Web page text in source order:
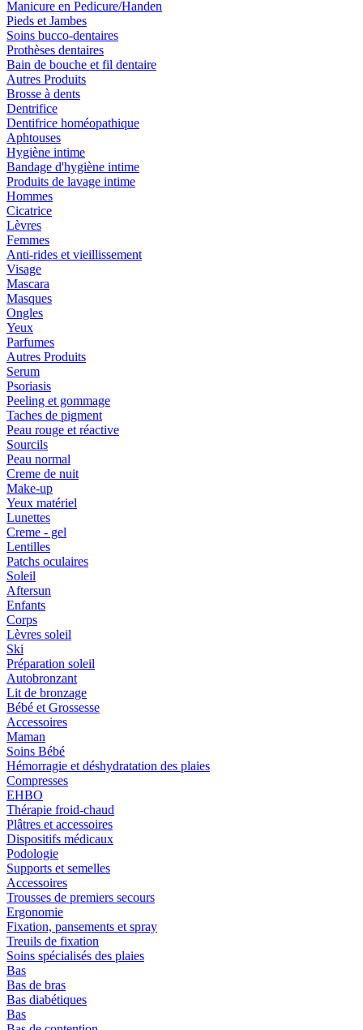
Manicure en Pedicure/Handen
Pieds et Jambes
Soins bucco-dentaires
Prothèses dentaires
Bain de bouche et fil dentaire
Autres Produits
Brosse à dents
Dentrifice
Dentifrice homéopathique
Aphtouses
Hygiène intime
Bandage d'hygiène intime
Produits de lavage intime
Hommes
Cicatrice
Lèvres
Femmes
Anti-rides et vieillissement
Visage
Mascara
Masques
Ongles
Yeux
Parfumes
Autres Produits
Serum
Psoriasis
Peeling et gommage
Taches de pigment
Peau rouge et réactive
Sourcils
Peau normal
Creme de nuit
Make-up
Yeux matériel
Lunettes
Creme - gel
Lentilles
Patchs oculaires
Soleil
Aftersun
Enfants
Corps
Lèvres soleil
Ski
Préparation soleil
Autobronzant
Lit de bronzage
Bébé et Grossesse
Accessoires
Maman
Soins Bébé
Hémorragie et déshydratation des plaies
Compresses
EHBO
Thérapie froid-chaud
Plâtres et accessoires
Dispositifs médicaux
Podologie
Supports et semelles
Accessoires
Trousses de premiers secours
Ergonomie
Fixation, pansements et spray
Treuils de fixation
Soins spécialisés des plaies
Bas
Bas de bras
Bas diabétiques
Bas